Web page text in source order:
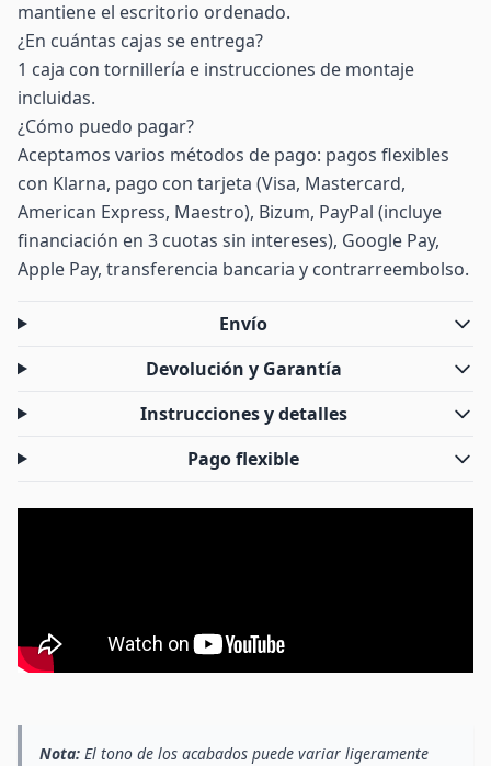
mantiene el escritorio ordenado.
¿En cuántas cajas se entrega?
1 caja con tornillería e instrucciones de montaje
incluidas.
¿Cómo puedo pagar?
Aceptamos varios métodos de pago: pagos flexibles
con Klarna, pago con tarjeta (Visa, Mastercard,
American Express, Maestro), Bizum, PayPal (incluye
financiación en 3 cuotas sin intereses), Google Pay,
Apple Pay, transferencia bancaria y contrarreembolso.
Envío
Devolución y Garantía
Instrucciones y detalles
Pago flexible
Nota: El tono de los acabados puede variar ligeramente